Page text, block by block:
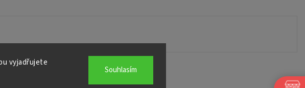
vyjadřujete
Souhlasím